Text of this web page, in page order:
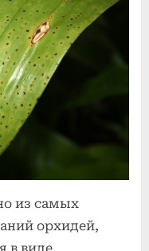
из самых
орхидей,